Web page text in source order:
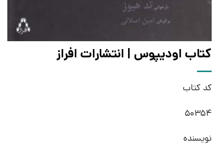
کتاب اودیپوس | انتشارات افراز
کد کتاب
50354
نویسنده